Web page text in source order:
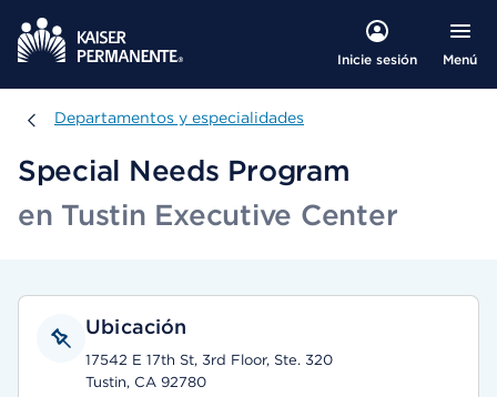
Inicie sesión Menú
Departamentos y especialidades
Departamentos y especialidades
Special Needs Program
en Tustin Executive Center
Ubicación
17542 E 17th St, 3rd Floor, Ste. 320
Tustin, CA 92780